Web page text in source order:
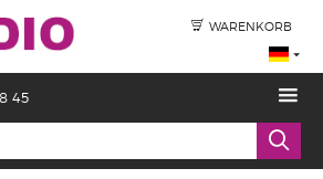
WARENKORB
45